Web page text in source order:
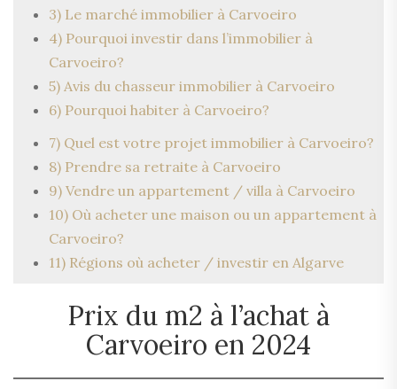
3) Le marché immobilier à Carvoeiro
4) Pourquoi investir dans l’immobilier à
Carvoeiro?
5) Avis du chasseur immobilier à Carvoeiro
6) Pourquoi habiter à Carvoeiro?
7) Quel est votre projet immobilier à Carvoeiro?
8) Prendre sa retraite à Carvoeiro
9) Vendre un appartement / villa à Carvoeiro
10) Où acheter une maison ou un appartement à
Carvoeiro?
11) Régions où acheter / investir en Algarve
Prix du m2 à l’achat à
Carvoeiro en 2024